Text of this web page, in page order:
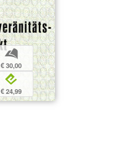
b
€ 30,00
e
€ 24,99